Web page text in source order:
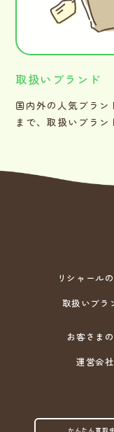
取扱いブランド
国内外の人気ブラン
まで、取扱いブラン
リシャール
取扱いブラ
お客さま
運営会社